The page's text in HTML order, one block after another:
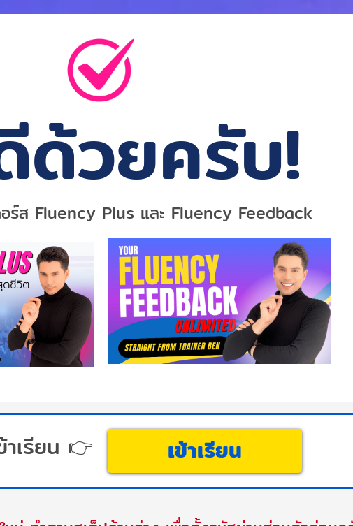
ด้วยครับ!
ร์ส Fluency Plus และ Fluency Feedback
าเรียน 👉 เข้าเรียน